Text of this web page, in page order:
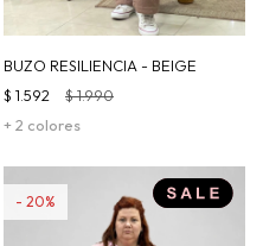
BUZO RESILIENCIA - BEIGE
+ 2 colores
$ 1.592 $1.990
20